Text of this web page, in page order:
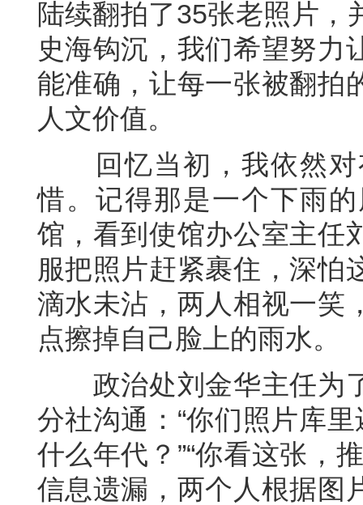
陆续翻拍了35张老照片，
史海钩沉，我们希望努力
能准确，让每一张被翻拍
人文价值。
回忆当初，我依然对
惜。记得那是一个下雨
馆，看到使馆办公室主任
服把照片赶紧裹住，深怕
滴水未沾，两人相视一笑
点擦掉自己脸上的雨水。
政治处刘金华主任为了
分社沟通：“你们照片库
什么年代？”“你看这张，
信息遗漏，两个人根据图